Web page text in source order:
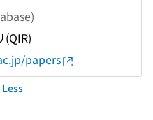
(QIR)
papers